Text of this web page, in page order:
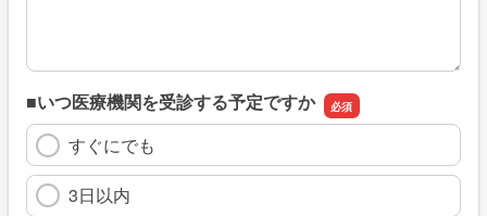
■いつ医療機関を受診する予定ですか
すぐにでも
3日以内